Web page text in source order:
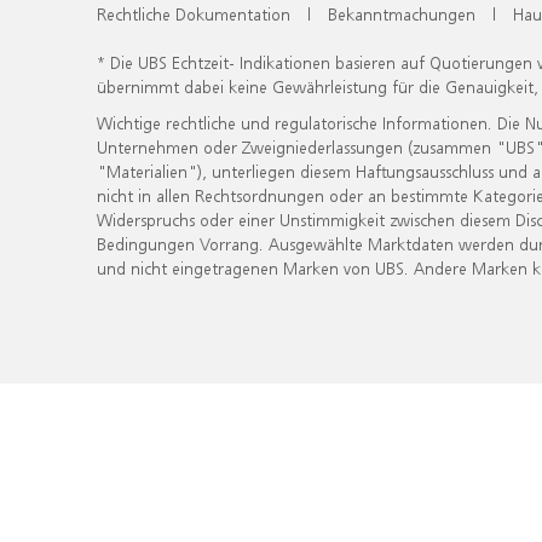
Rechtliche Dokumentation | Bekanntmachungen |
* Die UBS Echtzeit- Indikationen basieren auf
übernimmt dabei keine Gewährleistung für die
Wichtige rechtliche und regulatorische Informationen. Die
Unternehmen oder Zweigniederlassungen (zusammen
"Materialien"), unterliegen diesem Haftungsausschluss
nicht in allen Rechtsordnungen oder an bestimmte
Widerspruchs oder einer Unstimmigkeit zwischen diesem
Bedingungen Vorrang. Ausgewählte Marktdaten werden
und nicht eingetragenen Marken von UBS. Andere Marken